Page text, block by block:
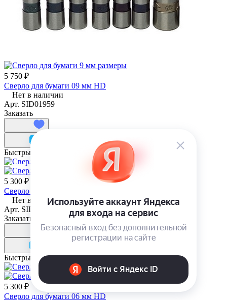
5 750 ₽
Сверло для бумаги 09 мм HD
Нет в наличии
Арт. SID01959
Заказать
Быстрый просмотр
5 300 ₽
Сверло для бумаги 05 мм HD
Нет в наличии
Арт. SID01947
Заказать
Быстрый просмотр
5 300 ₽
Сверло для бумаги 06 мм HD